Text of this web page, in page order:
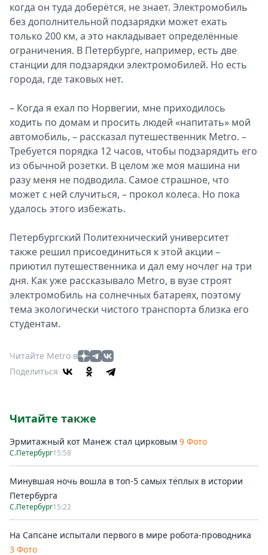
когда он туда доберётся, не знает. Электромобиль
без дополнительной подзарядки может ехать
только 200 км, а это накладывает определённые
ограничения. В Петербурге, например, есть две
станции для подзарядки электромобилей. Но есть
города, где таковых нет.
– Когда я ехал по Норвегии, мне приходилось
ходить по домам и просить людей «напитать» мой
автомобиль, – рассказал путешественник Metro. –
Требуется порядка 12 часов, чтобы подзарядить его
из обычной розетки. В целом же моя машина ни
разу меня не подводила. Cамое страшное, что
может с ней случиться, – прокол колеса. Но пока
удалось этого избежать.
Петербургский Политехнический университет
также решил присоединиться к этой акции –
приютил путешественника и дал ему ночлег на три
дня. Как уже рассказывало Metro, в вузе строят
электромобиль на солнечных батареях, поэтому
тема экологически чистого транспорта близка его
студентам.
Читайте Metro в
Поделиться
Читайте также
Эрмитажный кот Манеж стал цирковым 9 Фото
С.Петербург15:58
Минувшая ночь вошла в топ-5 самых тёплых в истории
Петербурга
С.Петербург15:22
На Сапсане испытали первого в мире робота-проводника
3 Фото